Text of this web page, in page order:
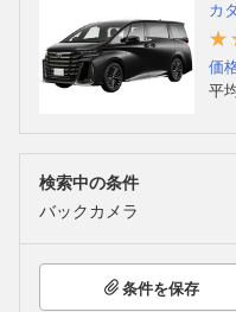
カ
価
平
検索中の条件
バックカメラ
条件を保存